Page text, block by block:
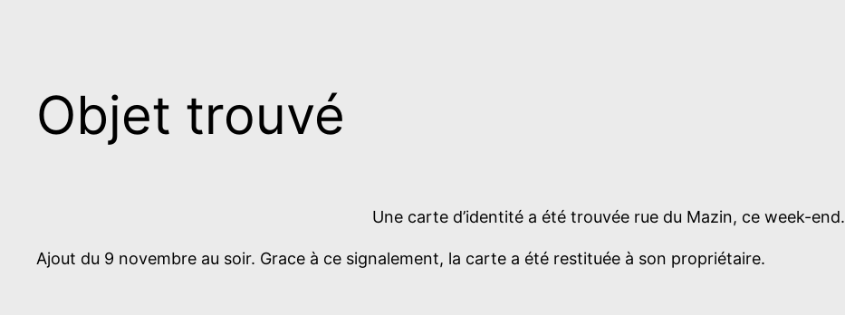
Objet trouvé
Une carte d’identité a été trouvée rue du Mazin, ce week-end.
Ajout du 9 novembre au soir. Grace à ce signalement, la carte a été restituée à son propriétaire.